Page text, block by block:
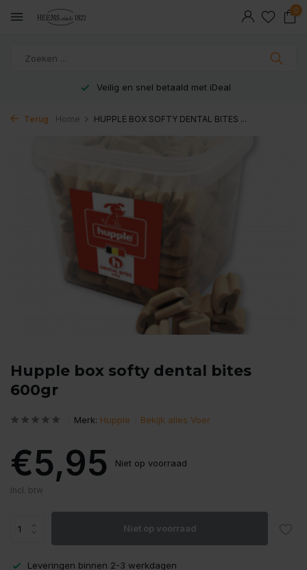
0
Veilig en snel betaald met iDeal
Terug Home HUPPLE BOX SOFTY DENTAL BITES ...
Hupple box softy dental bites
600gr
Merk: Hupple Bekijk alles Voer
€5,95 Niet op voorraad
Incl. btw
Niet op voorraad
Leveringen binnen 2-3 werkdagen